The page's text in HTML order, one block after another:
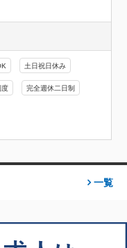
土日祝日休み
度 完全週休二日制
一覧